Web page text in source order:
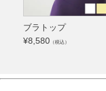
ブラトップ
¥8,580 （税込）